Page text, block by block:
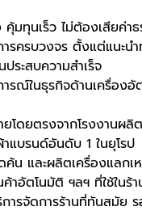
คุ้มทุนเร็ว ไม่ต้องเสียค่า
ารครบวงจร ตั้งแต่แนะน
ระสบความสำเร็จ
ารณ์ในธุรกิจด้านเครื่องอั
โดยตรงจากโรงงานผลิ
แบรนด์อันดับ 1 ในยุโรป
ค้น และผลิตเครื่องแลกเ
าอัตโนมัติ ฯลฯ ที่ใช้ในร้
การจัดการร้านที่ทันสมัย